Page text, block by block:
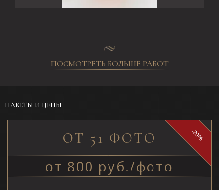
ПОСМОТРЕТЬ БОЛЬШЕ РАБОТ
ПАКЕТЫ И ЦЕНЫ
-20%
ОТ 51 ФОТО
от 800 руб./фото